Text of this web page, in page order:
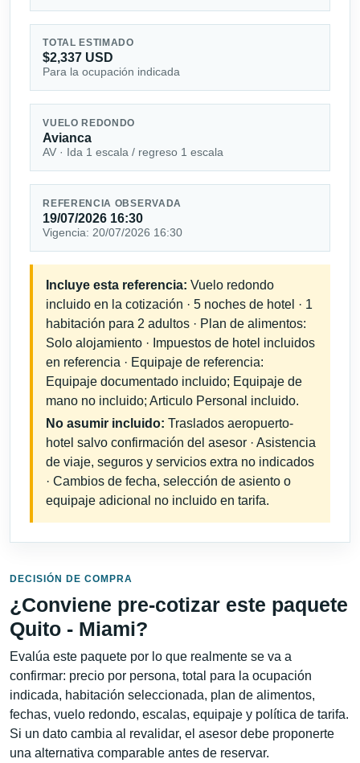
TOTAL ESTIMADO
$2,337 USD
Para la ocupación indicada
VUELO REDONDO
Avianca
AV · Ida 1 escala / regreso 1 escala
REFERENCIA OBSERVADA
19/07/2026 16:30
Vigencia: 20/07/2026 16:30
Incluye esta referencia: Vuelo redondo
incluido en la cotización · 5 noches de hotel · 1
habitación para 2 adultos · Plan de alimentos:
Solo alojamiento · Impuestos de hotel incluidos
en referencia · Equipaje de referencia:
Equipaje documentado incluido; Equipaje de
mano no incluido; Articulo Personal incluido.
No asumir incluido: Traslados aeropuerto-
hotel salvo confirmación del asesor · Asistencia
de viaje, seguros y servicios extra no indicados
· Cambios de fecha, selección de asiento o
equipaje adicional no incluido en tarifa.
DECISIÓN DE COMPRA
¿Conviene pre-cotizar este paquete
Quito - Miami?
Evalúa este paquete por lo que realmente se va a
confirmar: precio por persona, total para la ocupación
indicada, habitación seleccionada, plan de alimentos,
fechas, vuelo redondo, escalas, equipaje y política de tarifa.
Si un dato cambia al revalidar, el asesor debe proponerte
una alternativa comparable antes de reservar.